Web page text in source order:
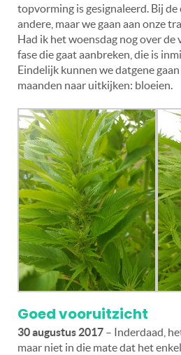
topvorming is gesignaleerd. Bij de
andere, maar we gaan aan onze
Had ik het woensdag nog over de
fase die gaat aanbreken, die is
Eindelijk kunnen we datgene
maanden naar uitkijken: bloeien.
Goed vooruitzicht
30 augustus 2017 – Inderdaad,
maar niet in die mate dat het